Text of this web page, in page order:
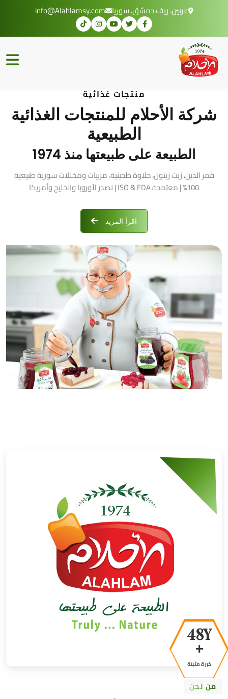
عربين، ريف دمشق، سوريا info@Alahlamsy.com
منتجات غذائية
شركة الأحلام للمنتجات الغذائية
الطبيعية
الطبيعة على طبيعتها منذ 1974
قمر الدين، زيت زيتون، حلاوة طحينية، مربيات ومخللات سورية طبيعية
100% | معتمدة ISO & FDA | نصدر لأوروبا والخليج وأمريكا
اقرأ المزيد
50Y
+
خبرة مثبتة
من نحن